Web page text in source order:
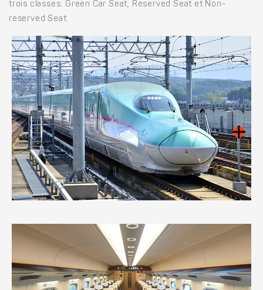
trois classes: Green Car Seat, Reserved Seat et Non-
reserved Seat.